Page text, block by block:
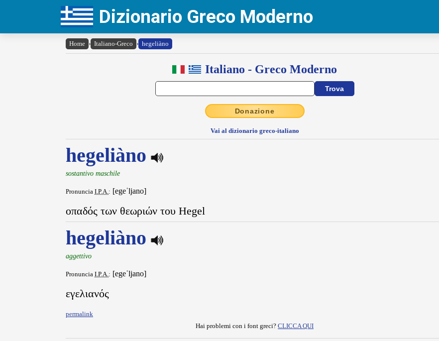
Dizionario Greco Moderno
Home › Italiano-Greco › hegeliàno
Italiano - Greco Moderno
Donazione
Vai al dizionario greco-italiano
hegeliàno
sostantivo maschile
Pronuncia I.P.A.: [egeˈljano]
οπαδός των θεωριών του Hegel
hegeliàno
aggettivo
Pronuncia I.P.A. : [egeˈljano]
εγελιανός
permalink
Hai problemi con i font greci? CLICCA QUI